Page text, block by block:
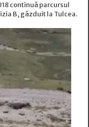
continuă parcursul
B, găzduit la Tulcea.